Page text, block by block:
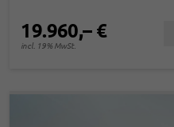
19.960,– €
incl. 19% MwSt.